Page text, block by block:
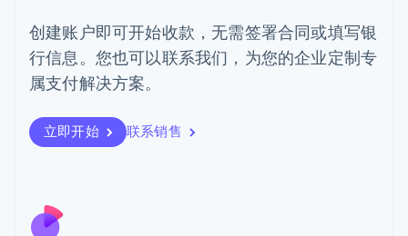
创建账户即可开始收款，无需签署合同或填写银
行信息。您也可以联系我们，为您的企业定制专
属支付解决方案。
立即开始 联系销售
English
葡萄牙
PortuguêsEnglish
日本
瑞典
Svenska English
瑞士
English
斯洛伐克